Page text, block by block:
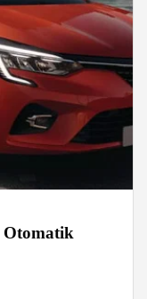
Otomatik